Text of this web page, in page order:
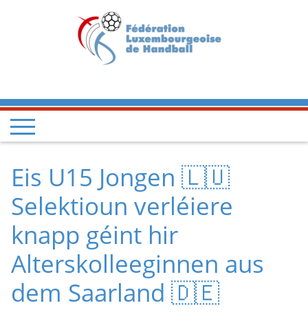
Eis U15 Jongen 🇱🇺
Selektioun verléiere
knapp géint hir
Alterskolleeginnen aus
dem Saarland 🇩🇪